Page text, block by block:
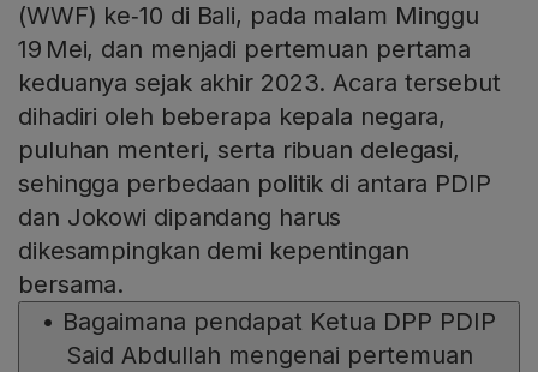
(WWF) ke‑10 di Bali, pada malam Minggu
19 Mei, dan menjadi pertemuan pertama
keduanya sejak akhir 2023. Acara tersebut
dihadiri oleh beberapa kepala negara,
puluhan menteri, serta ribuan delegasi,
sehingga perbedaan politik di antara PDIP
dan Jokowi dipandang harus
dikesampingkan demi kepentingan
bersama.
• Bagaimana pendapat Ketua DPP PDIP
Said Abdullah mengenai pertemuan